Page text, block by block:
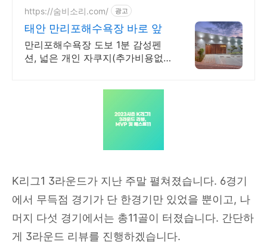
젠 받지 마세요!
https://숨비소리.com/ 광고
태안 만리포해수욕장 바로 앞
만리포해수욕장 도보 1분 감성펜
션, 넓은 개인 자쿠지(추가비용없
K리그1 3라운드가 지난 주말 펼쳐졌습니다. 6경기
에서 무득점 경기가 단 한경기만 있었을 뿐이고, 나
머지 다섯 경기에서는 총11골이 터졌습니다. 간단하
게 3라운드 리뷰를 진행하겠습니다.